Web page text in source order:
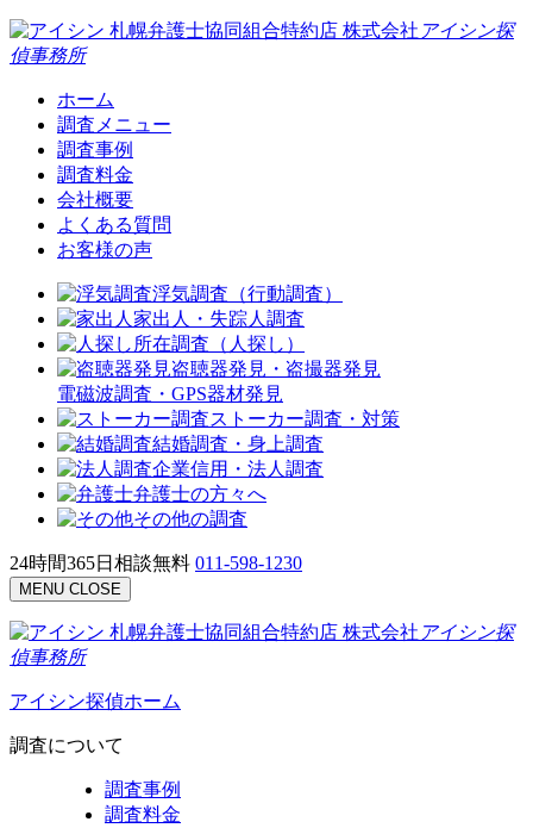
札幌弁護士協同組合特約店 株式会社 アイシン探
偵事務所
ホーム
調査メニュー
調査事例
調査料金
会社概要
よくある質問
お客様の声
浮気調査（行動調査）
家出人・失踪人調査
所在調査（人探し）
盗聴器発見・盗撮器発見
電磁波調査・GPS器材発見
ストーカー調査・対策
結婚調査・身上調査
企業信用・法人調査
弁護士の方々へ
その他の調査
24時間365日相談無料 011-598-1230
MENU CLOSE
札幌弁護士協同組合特約店 株式会社 アイシン探
偵事務所
アイシン探偵ホーム
調査について
調査事例
調査料金